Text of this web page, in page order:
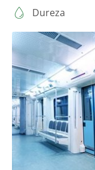
Dureza